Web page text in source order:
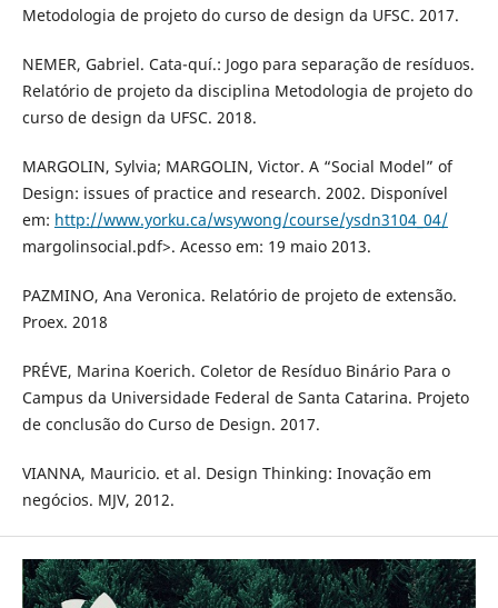
Metodologia de projeto do curso de design da UFSC. 2017.
NEMER, Gabriel. Cata-quí.: Jogo para separação de resíduos.
Relatório de projeto da disciplina Metodologia de projeto do
curso de design da UFSC. 2018.
MARGOLIN, Sylvia; MARGOLIN, Victor. A “Social Model” of
Design: issues of practice and research. 2002. Disponível
em: http://www.yorku.ca/wsywong/course/ysdn3104_04/
margolinsocial.pdf>. Acesso em: 19 maio 2013.
PAZMINO, Ana Veronica. Relatório de projeto de extensão.
Proex. 2018
PRÉVE, Marina Koerich. Coletor de Resíduo Binário Para o
Campus da Universidade Federal de Santa Catarina. Projeto
de conclusão do Curso de Design. 2017.
VIANNA, Mauricio. et al. Design Thinking: Inovação em
negócios. MJV, 2012.